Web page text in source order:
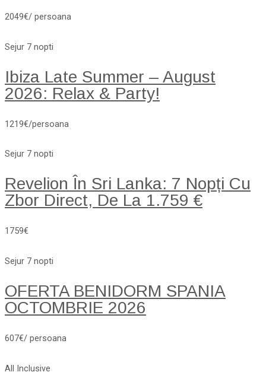
2049€/ persoana
Sejur 7 nopti
Ibiza Late Summer – August
2026: Relax & Party!
1219€/persoana
Sejur 7 nopti
Revelion În Sri Lanka: 7 Nopți Cu
Zbor Direct, De La 1.759 €
1759€
Sejur 7 nopti
OFERTA BENIDORM SPANIA
OCTOMBRIE 2026
607€/ persoana
All Inclusive